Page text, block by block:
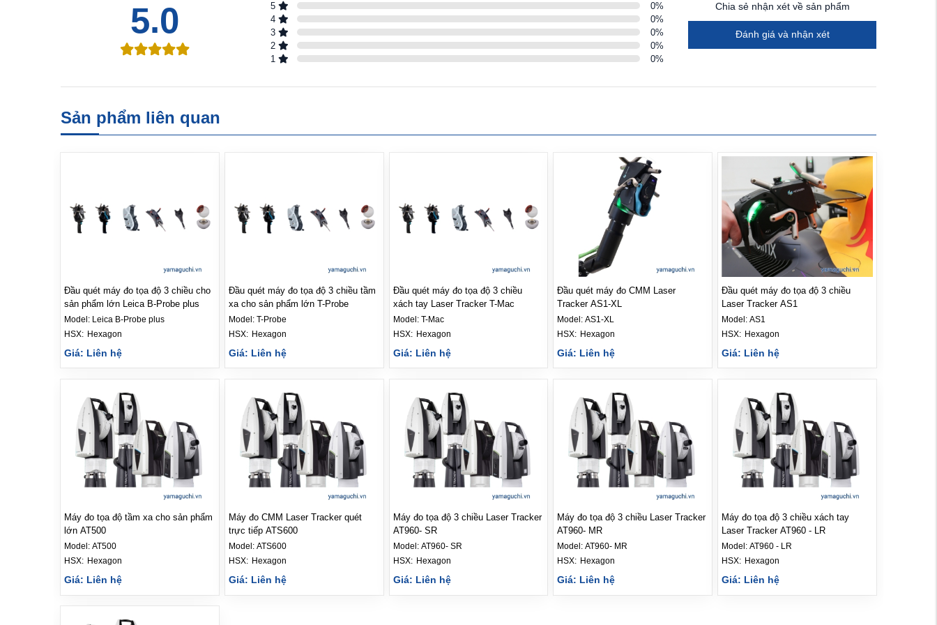
5.0 5 0%
4
0%
3
0%
2
0%
1
0%
Chia sẻ nhận xét về sản phẩm
Đánh giá và nhận xét
Sản phẩm liên quan
Đầu quét máy đo tọa độ 3 chiều cho
sản phẩm lớn Leica B-Probe plus
Model: Leica B-Probe plus
Hexagon
Giá: Liên hệ
Đầu quét máy đo tọa độ 3 chiều tầm
xa cho sản phẩm lớn T-Probe
Model: T-Probe
HSX: Hexagon
Giá: Liên hệ
Đầu quét máy đo tọa độ 3 chiều
xách tay Laser Tracker T-Mac
Model: T-Mac
HSX: Hexagon
Giá: Liên hệ
Đầu quét máy đo CMM Laser
Tracker AS1-XL
Model:AS1-XL
Hexagon
Giá: Liên hệ
Đầu quét máy đo tọa độ 3 chiều
Laser Tracker AS1
Model:AS1
Hexagon
Giá: Liên hệ
Máy đo tọa độ tầm xa cho sản phẩm
lớn AT500
Model: AT500
Hexagon
Giá: Liên hệ
Máy đo CMM Laser Tracker quét
trực tiếp ATS600
Model: ATS600
HSX: Hexagon
Giá: Liên hệ
Máy đo tọa độ 3 chiều Laser Tracker
AT960- SR
Model: AT960- SR
HSX: Hexagon
Giá: Liên hệ
Máy đo tọa độ 3 chiều Laser Tracker
AT960- MR
Model:AT960- MR
Hexagon
Giá: Liên hệ
Máy đo tọa độ 3 chiều xách tay
Laser Tracker AT960 - LR
Model:AT960 - LR
Hexagon
Giá: Liên hệ